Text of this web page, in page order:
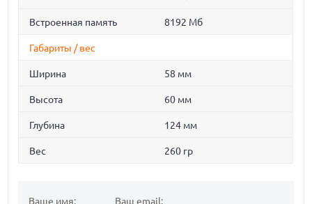
Встроенная память 8192 Мб
Габариты / вес
Ширина 58 мм
Высота 60 мм
Глубина 124 мм
Вес 260 гр
Ваше имя: Ваш email: